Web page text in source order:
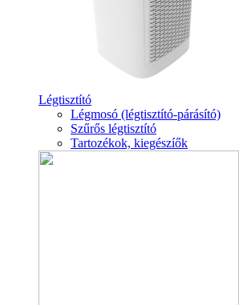
Légtisztító
Légmosó (légtisztító-párásító)
Szűrős légtisztító
Tartozékok, kiegészíők